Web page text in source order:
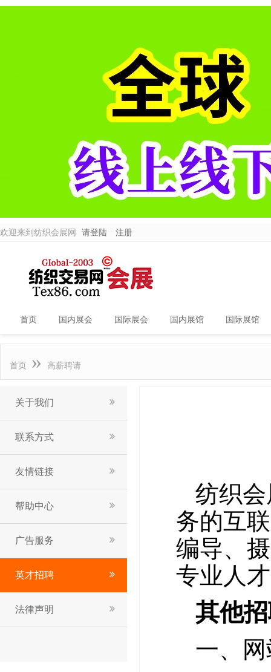
欢迎来到纺织会展网 请登陆 注册
首页 国内展会 国际展会 国内展馆 国际展馆
首页 » 高薪聘请
关于我们
联系方式
友情链接
帮助中心
广告服务
英才招聘
法律声明
纺织
务的互
编导、
专业人
其他
一、